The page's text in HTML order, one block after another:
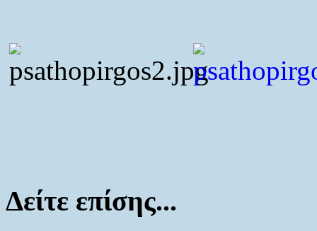
Δείτε επίσης...